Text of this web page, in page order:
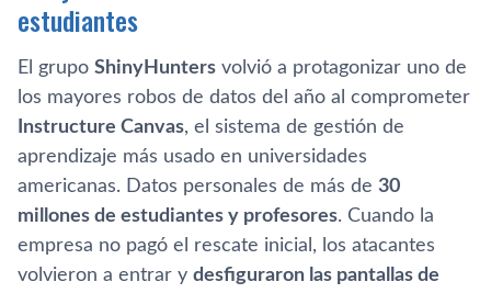
estudiantes
El grupo ShinyHunters volvió a protagonizar uno de
los mayores robos de datos del año al comprometer
Instructure Canvas, el sistema de gestión de
aprendizaje más usado en universidades
americanas. Datos personales de más de 30
millones de estudiantes y profesores. Cuando la
empresa no pagó el rescate inicial, los atacantes
volvieron a entrar y desfiguraron las pantallas de